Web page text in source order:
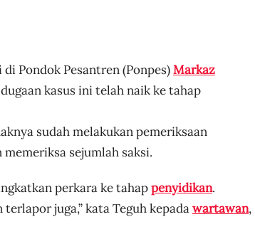
Pondok Pesantren (Ponpes)Markaz
kasus ini telah naik ke tahap
sudah melakukan pemeriksaan
sejumlah saksi.
perkara ke tahappenyidikan.
juga,” kata Teguh kepadawartawan,